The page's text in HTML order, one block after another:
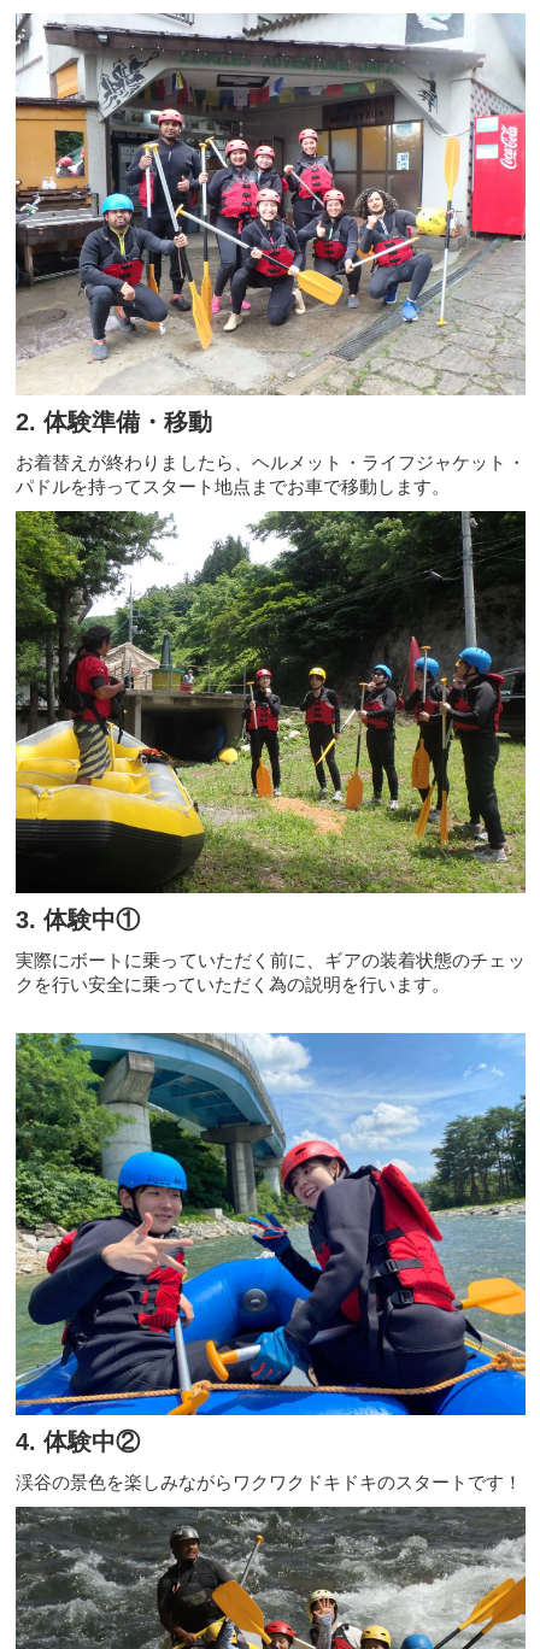
2. 体験準備・移動
お着替えが終わりましたら、ヘルメット・ライフジャケット・
パドルを持ってスタート地点までお車で移動します。
3. 体験中①
実際にボートに乗っていただく前に、ギアの装着状態のチェッ
クを行い安全に乗っていただく為の説明を行います。
4. 体験中②
渓谷の景色を楽しみながらワクワクドキドキのスタートです！